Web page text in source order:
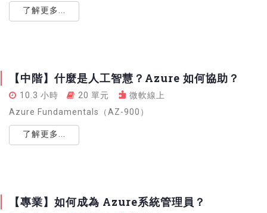
了解更多...
【中階】什麼是人工智慧？Azure 如何協助？
10.3 小時 20 單元
微軟線上
Azure Fundamentals（AZ-900）
了解更多...
【專業】如何成為 Azure系統管理員？